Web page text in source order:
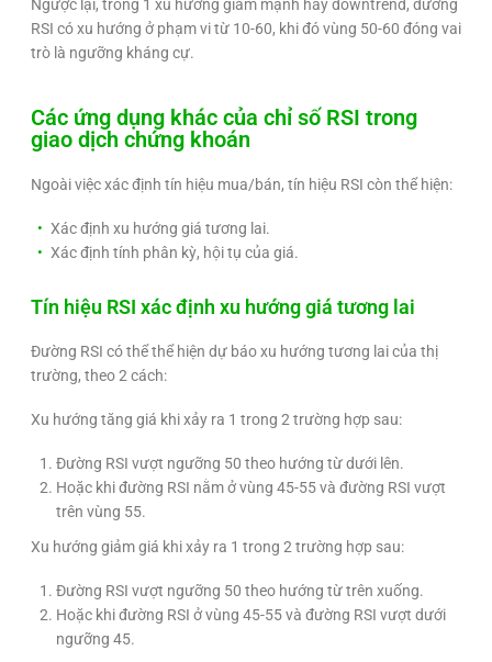
Ngược lại, trong 1 xu hướng giảm mạnh hay downtrend, đường
RSI có xu hướng ở phạm vi từ 10-60, khi đó vùng 50-60 đóng vai
trò là ngưỡng kháng cự.
Các ứng dụng khác của chỉ số RSI trong
giao dịch chứng khoán
Ngoài việc xác định tín hiệu mua/bán, tín hiệu RSI còn thể hiện:
Xác định xu hướng giá tương lai.
Xác định tính phân kỳ, hội tụ của giá.
Tín hiệu RSI xác định xu hướng giá tương lai
Đường RSI có thể thể hiện dự báo xu hướng tương lai của thị
trường, theo 2 cách:
Xu hướng tăng giá khi xảy ra 1 trong 2 trường hợp sau:
Đường RSI vượt ngưỡng 50 theo hướng từ dưới lên.
Hoặc khi đường RSI nằm ở vùng 45-55 và đường RSI vượt
trên vùng 55.
Xu hướng giảm giá khi xảy ra 1 trong 2 trường hợp sau:
Đường RSI vượt ngưỡng 50 theo hướng từ trên xuống.
Hoặc khi đường RSI ở vùng 45-55 và đường RSI vượt dưới
ngưỡng 45.